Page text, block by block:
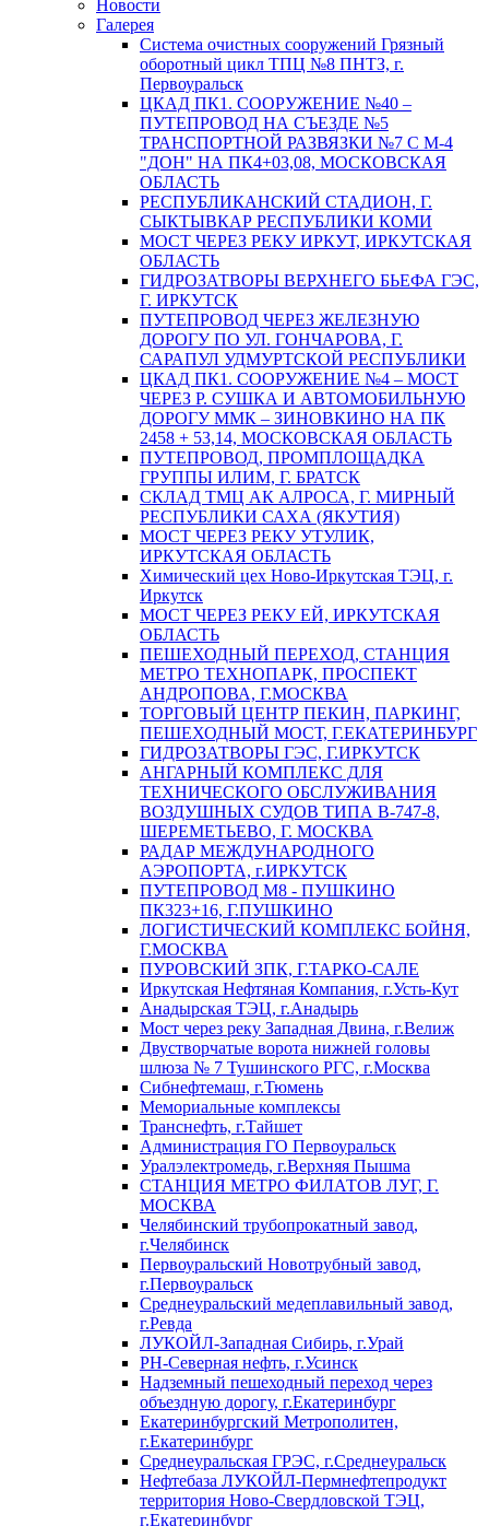
Новости
Галерея
Система очистных сооружений Грязный
оборотный цикл ТПЦ №8 ПНТЗ, г.
Первоуральск
ЦКАД ПК1. СООРУЖЕНИЕ №40 –
ПУТЕПРОВОД НА СЪЕЗДЕ №5
ТРАНСПОРТНОЙ РАЗВЯЗКИ №7 С М-4
"ДОН" НА ПК4+03,08, МОСКОВСКАЯ
ОБЛАСТЬ
РЕСПУБЛИКАНСКИЙ СТАДИОН, Г.
СЫКТЫВКАР РЕСПУБЛИКИ КОМИ
МОСТ ЧЕРЕЗ РЕКУ ИРКУТ, ИРКУТСКАЯ
ОБЛАСТЬ
ГИДРОЗАТВОРЫ ВЕРХНЕГО БЬЕФА ГЭС,
Г. ИРКУТСК
ПУТЕПРОВОД ЧЕРЕЗ ЖЕЛЕЗНУЮ
ДОРОГУ ПО УЛ. ГОНЧАРОВА, Г.
САРАПУЛ УДМУРТСКОЙ РЕСПУБЛИКИ
ЦКАД ПК1. СООРУЖЕНИЕ №4 – МОСТ
ЧЕРЕЗ Р. СУШКА И АВТОМОБИЛЬНУЮ
ДОРОГУ ММК – ЗИНОВКИНО НА ПК
2458 + 53,14, МОСКОВСКАЯ ОБЛАСТЬ
ПУТЕПРОВОД, ПРОМПЛОЩАДКА
ГРУППЫ ИЛИМ, Г. БРАТСК
СКЛАД ТМЦ АК АЛРОСА, Г. МИРНЫЙ
РЕСПУБЛИКИ САХА (ЯКУТИЯ)
МОСТ ЧЕРЕЗ РЕКУ УТУЛИК,
ИРКУТСКАЯ ОБЛАСТЬ
Химический цех Ново-Иркутская ТЭЦ, г.
Иркутск
МОСТ ЧЕРЕЗ РЕКУ ЕЙ, ИРКУТСКАЯ
ОБЛАСТЬ
ПЕШЕХОДНЫЙ ПЕРЕХОД, СТАНЦИЯ
МЕТРО ТЕХНОПАРК, ПРОСПЕКТ
АНДРОПОВА, Г.МОСКВА
ТОРГОВЫЙ ЦЕНТР ПЕКИН, ПАРКИНГ,
ПЕШЕХОДНЫЙ МОСТ, Г.ЕКАТЕРИНБУРГ
ГИДРОЗАТВОРЫ ГЭС, Г.ИРКУТСК
АНГАРНЫЙ КОМПЛЕКС ДЛЯ
ТЕХНИЧЕСКОГО ОБСЛУЖИВАНИЯ
ВОЗДУШНЫХ СУДОВ ТИПА В-747-8,
ШЕРЕМЕТЬЕВО, Г. МОСКВА
РАДАР МЕЖДУНАРОДНОГО
АЭРОПОРТА, г.ИРКУТСК
ПУТЕПРОВОД М8 - ПУШКИНО
ПК323+16, Г.ПУШКИНО
ЛОГИСТИЧЕСКИЙ КОМПЛЕКС БОЙНЯ,
Г.МОСКВА
ПУРОВСКИЙ ЗПК, Г.ТАРКО-САЛЕ
Иркутская Нефтяная Компания, г.Усть-Кут
Анадырская ТЭЦ, г.Анадырь
Мост через реку Западная Двина, г.Велиж
Двустворчатые ворота нижней головы
шлюза № 7 Тушинского РГС, г.Москва
Сибнефтемаш, г.Тюмень
Мемориальные комплексы
Транснефть, г.Тайшет
Администрация ГО Первоуральск
Уралэлектромедь, г.Верхняя Пышма
СТАНЦИЯ МЕТРО ФИЛАТОВ ЛУГ, Г.
МОСКВА
Челябинский трубопрокатный завод,
г.Челябинск
Первоуральский Новотрубный завод,
г.Первоуральск
Среднеуральский медеплавильный завод,
г.Ревда
ЛУКОЙЛ-Западная Сибирь, г.Урай
РН-Северная нефть, г.Усинск
Надземный пешеходный переход через
объездную дорогу, г.Екатеринбург
Екатеринбургский Метрополитен,
г.Екатеринбург
Среднеуральская ГРЭС, г.Среднеуральск
Нефтебаза ЛУКОЙЛ-Пермнефтепродукт
территория Ново-Свердловской ТЭЦ,
г.Екатеринбург